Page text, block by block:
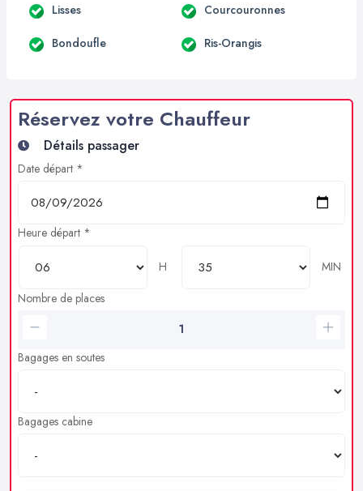
Lisses Courcouronnes
Bondoufle Ris-Orangis
Réservez votre Chauffeur
Détails passager
Date départ *
Heure départ *
H
MIN
Nombre de places
Bagages en soutes
Bagages cabine